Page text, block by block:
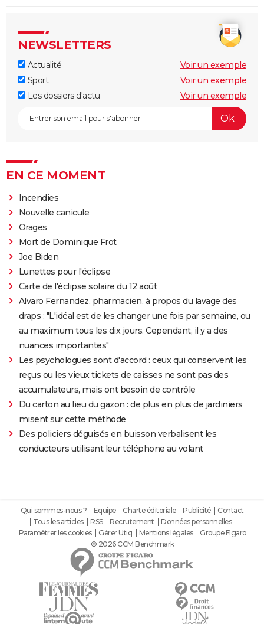
NEWSLETTERS
Actualité
Voir un exemple
Sport
Voir un exemple
Les dossiers d'actu
Voir un exemple
EN CE MOMENT
Incendies
Nouvelle canicule
Orages
Mort de Dominique Frot
Joe Biden
Lunettes pour l'éclipse
Carte de l'éclipse solaire du 12 août
Alvaro Fernandez, pharmacien, à propos du lavage des
draps : "L'idéal est de les changer une fois par semaine, ou
au maximum tous les dix jours. Cependant, il y a des
nuances importantes"
Les psychologues sont d'accord : ceux qui conservent les
reçus ou les vieux tickets de caisses ne sont pas des
accumulateurs, mais ont besoin de contrôle
Du carton au lieu du gazon : de plus en plus de jardiniers
misent sur cette méthode
Des policiers déguisés en buisson verbalisent les
conducteurs utilisant leur téléphone au volant
Qui sommes-nous ? Equipe Charte éditoriale Publicité
Contact
Tous les articles
RSS Recrutement
Données personnelles
Paramétrer les cookies
Gérer Utiq Mentions légales
Groupe Figaro
© 2026 CCM Benchmark